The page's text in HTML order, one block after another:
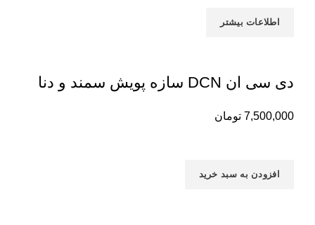
اطلاعات بیشتر
دی سی ان DCN سازه پویش سمند و دنا
7,500,000 تومان
افزودن به سبد خرید